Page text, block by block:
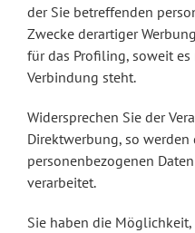
der Sie betreffenden
Zwecke derartiger
für das Profiling, soweit
Verbindung steht.
Widersprechen Sie der
Direktwerbung, so
personenbezogenen
verarbeitet.
Sie haben die